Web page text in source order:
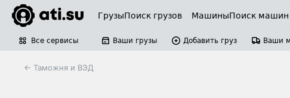
ГрузыПоиск грузов МашиныПоиск машин
Все сервисы Ваши грузы Добавить груз Ваши
← Таможня и ВЭД